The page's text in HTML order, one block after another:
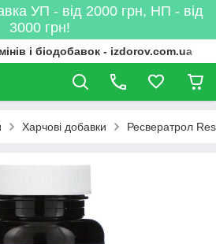
УП - від 2000 грн, НП - від
3000 грн!
і біодобавок - izdorov.com.ua
Харчові добавки Ресвератрол